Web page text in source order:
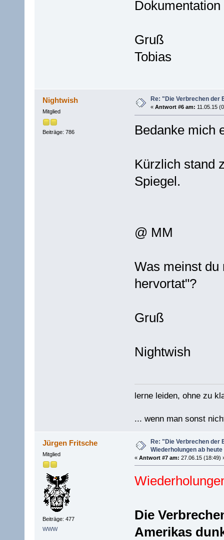
Gruß
Tobias
Nightwish
Mitglied
Beiträge: 786
Re: "Die Verbrechen der
« Antwort #6 am: 11.05.15
Bedanke mich
Kürzlich stand
Spiegel.
@ MM
Was meinst du
hervortat"?
Gruß
Nightwish
lerne leiden, ohne zu
... wenn man sonst
Jürgen Fritsche
Mitglied
Beiträge: 477
WWW
Re: "Die Verbrechen der
Wiederholungen ab heute
« Antwort #7 am: 27.06.15 (18:49)
Die
Amerikas